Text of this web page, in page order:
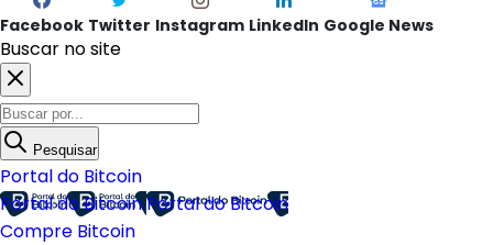
Facebook Twitter Instagram LinkedIn Google News
Buscar no site
Pesquisar
Portal do Bitcoin
Portal do BitcoinPortal do Bitcoin
Compre Bitcoin